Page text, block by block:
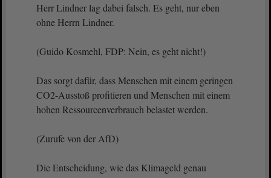
Herr Lindner lag dabei falsch. Es geht, nur eben
ohne Herrn Lindner.
(Guido Kosmehl, FDP: Nein, es geht nicht!)
Das sorgt dafür, dass Menschen mit einem geringen
CO2-Ausstoß profitieren und Menschen mit einem
hohen Ressourcenverbrauch belastet werden.
(Zurufe von der AfD)
Die Entscheidung, wie das Klimageld genau